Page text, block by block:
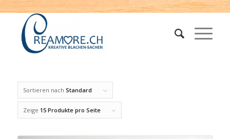
Sortieren nach Standard
Zeige 15 Produkte pro Seite